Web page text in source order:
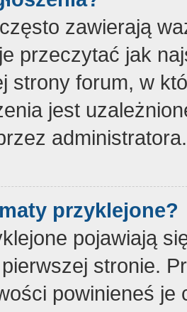
zawierają
przeczytać jak
strony forum, w
jest
administratora.
przyklejone?
pojawiają
stronie.
powinieneś je